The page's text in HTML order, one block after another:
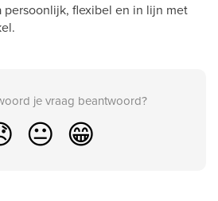
flexibel en in lijn met
je vraag beantwoord?
😐 😁